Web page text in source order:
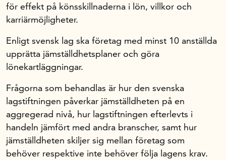
Kompetens och omställning
Handelns ekonomiska råd
Handelsrådet Play
Om oss
för effekt på könsskillnaderna i lön, villkor och
karriärmöjligheter.
Enligt svensk lag ska företag med minst 10 anställda
upprätta jämställdhetsplaner och göra
lönekartläggningar.
Frågorna som behandlas är hur den svenska
lagstiftningen påverkar jämställdheten på en
aggregerad nivå, hur lagstiftningen efterlevts i
handeln jämfört med andra branscher, samt hur
jämställdheten skiljer sig mellan företag som
behöver respektive inte behöver följa lagens krav.